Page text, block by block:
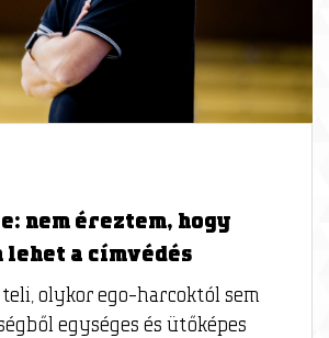
nem éreztem, hogy
lehet a címvédés
olykor ego-harcoktól sem
egységes és ütőképes